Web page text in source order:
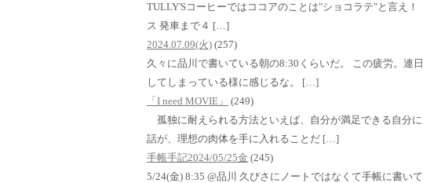
TULLY'Sコーヒーではココアのことは"ショコラテ"と言え
ス 発車まで４ […]
2024.07.09(火) (257)
久々に品川で書いている朝の8:30くらいだ。 この疲労。連
してしまっている様に感じるな。 […]
「I need MOVIE」
(249)
孤独に耐えられる方法といえば、自分が満足できる自分
話が、理想の肉体を手に入れることだ […]
手帳手記2024/05/25金 (245)
5/24(金) 8:35 @品川 久びさにノートではなくて手帳に書い